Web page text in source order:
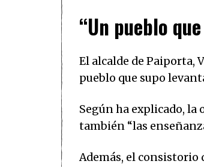
“Un pueblo
El alcalde de Paiporta,
pueblo que supo
Según ha explicado,
también “las
Además, el consistorio